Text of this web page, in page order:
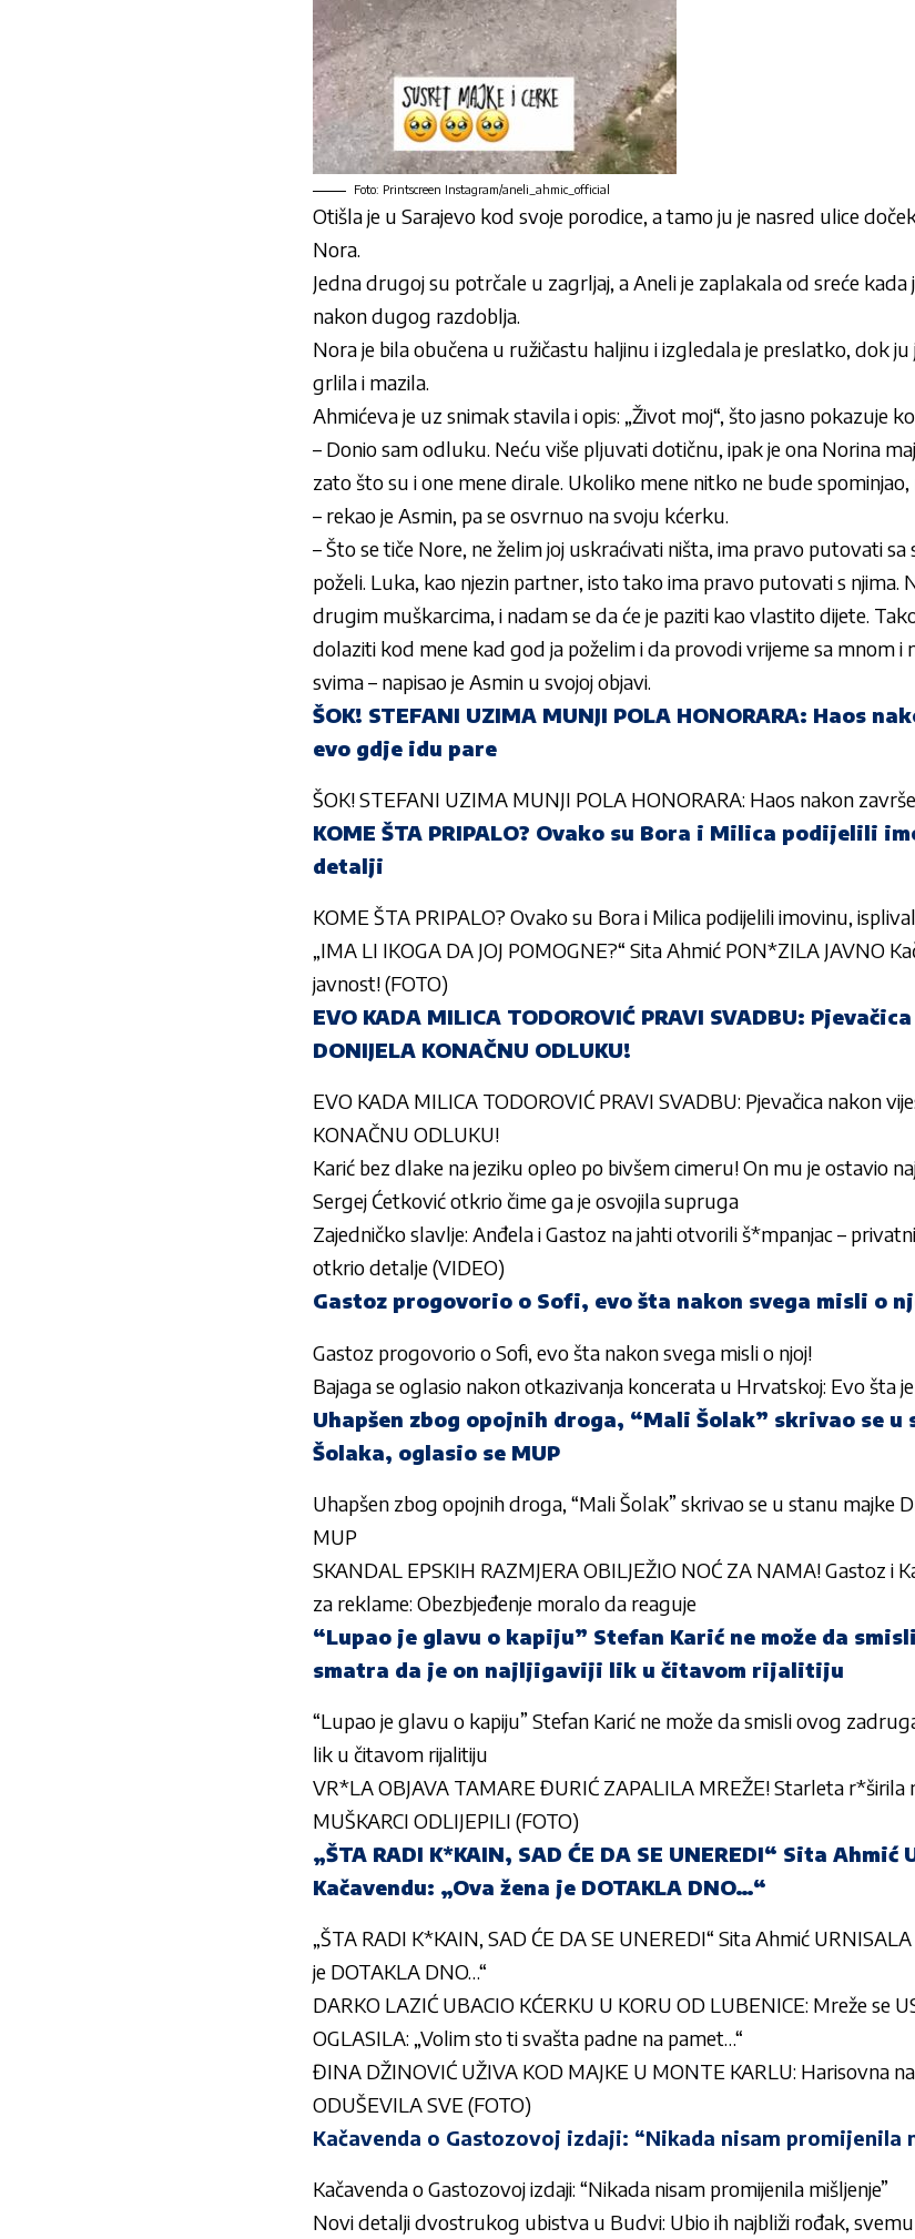
Foto: Printscreen Instagram/aneli_ahmic_official
Otišla je u Sarajevo kod svoje porodice, a tamo ju je nasred ulice
Nora.
Jedna drugoj su potrčale u zagrljaj, a Aneli je zaplakala od sreće
nakon dugog razdoblja.
Nora je bila obučena u ružičastu haljinu i izgledala je preslatko, dok ju
grlila i mazila.
Ahmićevaje uz snimak stavila i opis: „Život moj“, što jasno pokazuje
– Donio sam odluku. Neću više pljuvati dotičnu, ipak je ona Norina
zato što su i one mene dirale. Ukoliko mene nitko ne bude
– rekao jeAsmin, pa se osvrnuo na svoju kćerku.
–Što se tiče Nore, ne želim joj uskraćivati ništa, ima pravo putovati
poželi. Luka, kao njezin partner, isto tako ima pravo putovati s njima.
drugim muškarcima, i nadam se da će je paziti kao vlastito dijete.
dolaziti kod mene kad god ja poželim i da provodi vrijeme sa mnom i
svima– napisao jeAsmin u svojoj objavi.
ŠOK! STEFANI UZIMA MUNJI POLA HONORARA: Haos
evo gdje idu pare
ŠOK! STEFANI UZIMA MUNJI POLA HONORARA: Haos nakon
KOME ŠTA PRIPALO? Ovako su Bora i Milica podijelili
detalji
KOME ŠTA PRIPALO? Ovako su Bora i Milica podijelili imovinu,
„IMA LI IKOGA DA JOJ POMOGNE?“ Sita Ahmić PON*ZILA JAVNO
javnost! (FOTO)
EVO KADA MILICA TODOROVIĆ PRAVI SVADBU:
DONIJELA KONAČNU ODLUKU!
EVO KADA MILICA TODOROVIĆ PRAVI SVADBU: Pjevačica nakon
KONAČNU ODLUKU!
Karić bez dlake na jeziku opleo po bivšem cimeru! On mu je ostavio
Sergej Ćetković otkrio čime ga je osvojila supruga
Zajedničko slavlje: Anđela i Gastoz na jahti otvorili š*mpanjac –
otkrio detalje (VIDEO)
Gastoz progovorio o Sofi, evo šta nakon svega misli o
Gastoz progovorio o Sofi, evo šta nakon svega misli o njoj!
Bajaga se oglasio nakon otkazivanja koncerata u Hrvatskoj: Evo šta
Uhapšen zbog opojnih droga, “Mali Šolak” skrivao se u
Šolaka, oglasio se MUP
Uhapšen zbog opojnih droga, “Mali Šolak” skrivao se u stanu majke
MUP
SKANDAL EPSKIH RAZMJERA OBILJEŽIO NOĆ ZA NAMA! Gastoz i
za reklame: Obezbjeđenje moralo da reaguje
“Lupao je glavu o kapiju” Stefan Karić ne može da
smatra da je on najljigaviji lik u čitavom rijalitiju
“Lupao je glavu o kapiju” Stefan Karić ne može da smisli ovog
lik u čitavom rijalitiju
VR*LA OBJAVA TAMARE ĐURIĆ ZAPALILA MREŽE! Starleta r*širila
MUŠKARCI ODLIJEPILI (FOTO)
„ŠTA RADI K*KAIN, SAD ĆE DA SE UNEREDI“ Sita Ahmić
Kačavendu: „Ova žena je DOTAKLA DNO…“
„ŠTA RADI K*KAIN, SAD ĆE DA SE UNEREDI“ Sita Ahmić
je DOTAKLA DNO…“
DARKO LAZIĆ UBACIO KĆERKU U KORU OD LUBENICE: Mreže se
OGLASILA: „Volim sto ti svašta padne na pamet…“
ĐINA DŽINOVIĆ UŽIVA KOD MAJKE U MONTE KARLU: Harisovna
ODUŠEVILA SVE (FOTO)
Kačavenda o Gastozovoj izdaji: “Nikada nisam promijenila
Kačavenda o Gastozovoj izdaji: “Nikada nisam promijenila mišljenje”
Novi detalji dvostrukog ubistva u Budvi: Ubio ih najbliži rođak,